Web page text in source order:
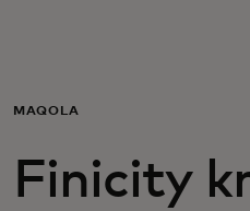
Biznes uchun
Butun dunyo
MAQOLA
Finicity